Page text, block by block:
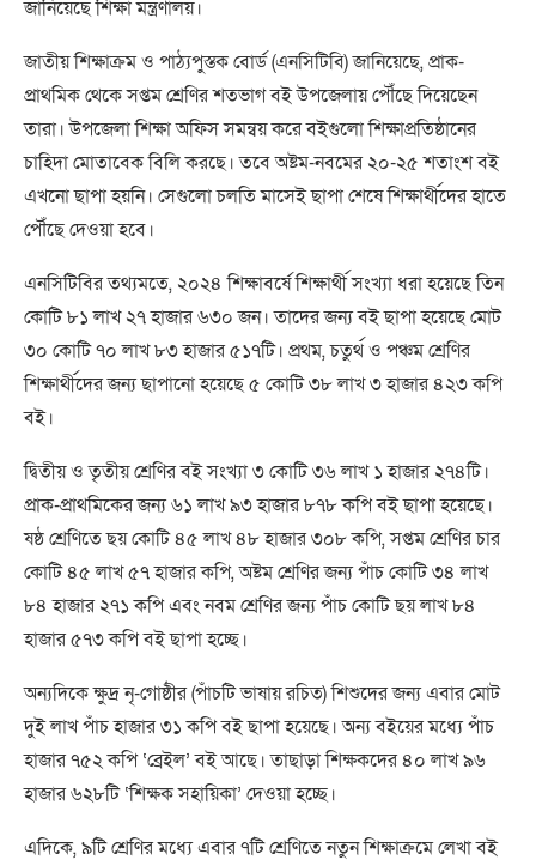
জানিয়েছে শিক্ষা মন্ত্রণালয়।
জাতীয় শিক্ষাক্রম ও পাঠ্যপুস্তক বোর্ড (এনসিটিবি) জানিয়েছে, প্রাক-
প্রাথমিক থেকে সপ্তম শ্রেণির শতভাগ বই উপজেলায় পৌঁছে দিয়েছেন
তারা। উপজেলা শিক্ষা অফিস সমন্বয় করে বইগুলো শিক্ষাপ্রতিষ্ঠানের
চাহিদা মোতাবেক বিলি করছে। তবে অষ্টম-নবমের ২০-২৫ শতাংশ বই
এখনো ছাপা হয়নি। সেগুলো চলতি মাসেই ছাপা শেষে শিক্ষার্থীদের হাতে
পৌঁছে দেওয়া হবে।
এনসিটিবির তথ্যমতে, ২০২৪ শিক্ষাবর্ষে শিক্ষার্থী সংখ্যা ধরা হয়েছে তিন
কোটি ৮১ লাখ ২৭ হাজার ৬৩০ জন। তাদের জন্য বই ছাপা হয়েছে মোট
৩০ কোটি ৭০ লাখ ৮৩ হাজার ৫১৭টি। প্রথম, চতুর্থ ও পঞ্চম শ্রেণির
শিক্ষার্থীদের জন্য ছাপানো হয়েছে ৫ কোটি ৩৮ লাখ ৩ হাজার ৪২৩ কপি
বই।
দ্বিতীয় ও তৃতীয় শ্রেণির বই সংখ্যা ৩ কোটি ৩৬ লাখ ১ হাজার ২৭৪টি।
প্রাক-প্রাথমিকের জন্য ৬১ লাখ ৯৩ হাজার ৮৭৮ কপি বই ছাপা হয়েছে।
ষষ্ঠ শ্রেণিতে ছয় কোটি ৪৫ লাখ ৪৮ হাজার ৩০৮ কপি, সপ্তম শ্রেণির চার
কোটি ৪৫ লাখ ৫৭ হাজার কপি, অষ্টম শ্রেণির জন্য পাঁচ কোটি ৩৪ লাখ
৮৪ হাজার ২৭১ কপি এবং নবম শ্রেণির জন্য পাঁচ কোটি ছয় লাখ ৮৪
হাজার ৫৭৩ কপি বই ছাপা হচ্ছে।
অন্যদিকে ক্ষুদ্র নৃ-গোষ্ঠীর (পাঁচটি ভাষায় রচিত) শিশুদের জন্য এবার মোট
দুই লাখ পাঁচ হাজার ৩১ কপি বই ছাপা হয়েছে। অন্য বইয়ের মধ্যে পাঁচ
হাজার ৭৫২ কপি ‘ব্রেইল’ বই আছে। তাছাড়া শিক্ষকদের ৪০ লাখ ৯৬
হাজার ৬২৮টি ‘শিক্ষক সহায়িকা’ দেওয়া হচ্ছে।
এদিকে, ৯টি শ্রেণির মধ্যে এবার ৭টি শ্রেণিতে নতুন শিক্ষাক্রমে লেখা বই